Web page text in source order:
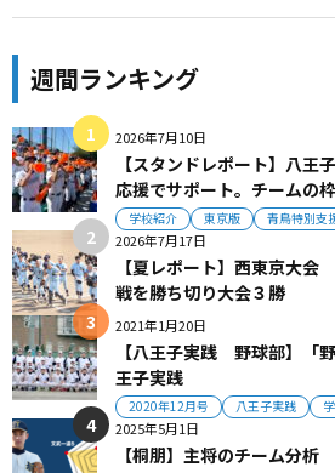
週間ランキング
2026年7月10日
【スタンドレポート】八王
応援でサポート。チームの
学校紹介 東京版 青鳥特別支
2026年7月17日
【夏レポート】西東京大
戦を勝ち切り大会３勝
2021年1月20日
【八王子実践 野球部】「
王子実践
2020年12月号 八王子実践
2025年5月1日
【桐朋】主将のチーム分析